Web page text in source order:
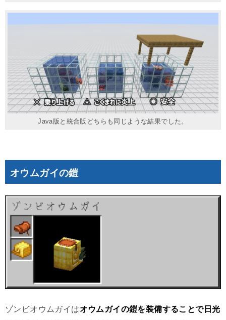
Java版と統合版どちらも同じような結果でした。
オウムガイの鎧
ゾンビオウムガイはオウムガイの鎧を装備することで日光